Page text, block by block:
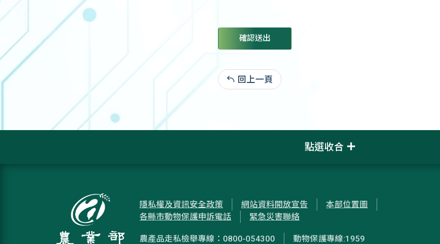
確認送出
回上一頁
點選收合
隱私權及資訊安全政策 網站資料開放宣告
本部位置圖
各縣市動物保護申訴電話
緊急災害聯絡
農產品走私檢舉專線：0800-054300 動物保護專線:1959